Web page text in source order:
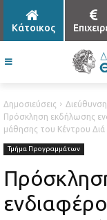
Κάτοικος
Δημοσιεύσεις Διεύθυνση
Πρόσκληση εκδήλωσης
μάθησης του Κέντρου
Τμήμα Προγραμμάτων